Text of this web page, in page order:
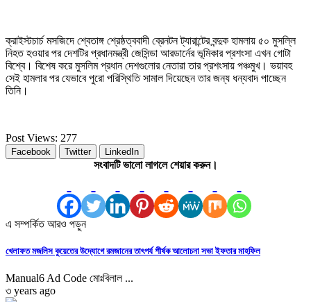
ক্রাইস্টচার্চ মসজিদে শ্বেতাঙ্গ শ্রেষ্ঠত্ববাদী ব্রেনটন ট্যারান্টের বন্দুক হামলায় ৫০ মুসল্লি
নিহত হওয়ার পর দেশটির প্রধানমন্ত্রী জেসিন্ডা আরডার্নের ভূমিকার প্রশংসা এখন গোটা
বিশ্বে। বিশেষ করে মুসলিম প্রধান দেশগুলোর নেতারা তার প্রশংসায় পঞ্চমুখ। ভয়াবহ
সেই হামলার পর যেভাবে পুরো পরিস্থিতি সামাল দিয়েছেন তার জন্য ধন্যবাদ পাচ্ছেন
তিনি।
Post Views: 277
Facebook Twitter LinkedIn
সংবাদটি ভালো লাগলে শেয়ার করুন।
এ সম্পর্কিত আরও পড়ুন
খেলাফত মজলিস কুয়েতের উদ্যোগে রমজানের তাৎপর্য শীর্ষক আলোচনা সভা ইফতার মাহফিল
Manual6 Ad Code মোঃবিলাল ...
৩ years ago